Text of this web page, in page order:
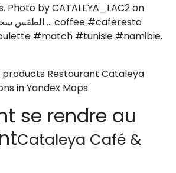
Photo by CATALEYA_LAC2 on
#match #tunisie #namibie.
products Restaurant Cataleya
in Yandex Maps.
se rendre au
Cataleya Café &